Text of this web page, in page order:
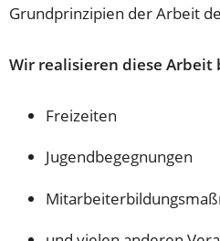
Grundprinzipien der Arbeit
Wir realisieren diese Arbeit
Freizeiten
Jugendbegegnungen